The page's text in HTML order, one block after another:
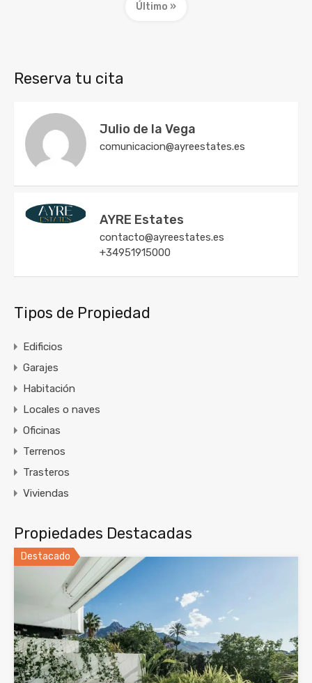
Último »
Reserva tu cita
Julio de la Vega
comunicacion@ayreestates.es
AYRE Estates
contacto@ayreestates.es
+34951915000
Tipos de Propiedad
Edificios
Garajes
Habitación
Locales o naves
Oficinas
Terrenos
Trasteros
Viviendas
Propiedades Destacadas
Destacado